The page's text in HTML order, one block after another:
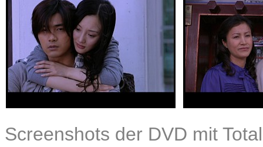
Screenshots der DVD mit